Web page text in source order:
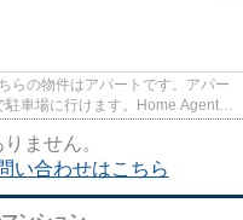
らの物件はアパートです。アパー
駐車場に行けます。Home Agent新
ません。
い合わせはこちら